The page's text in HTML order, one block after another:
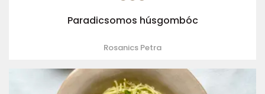
Paradicsomos húsgombóc
Rosanics Petra